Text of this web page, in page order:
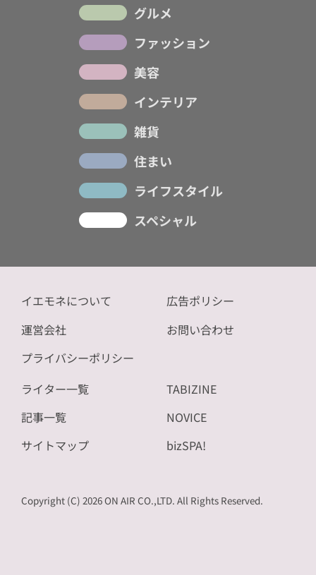
グルメ
ファッション
美容
インテリア
雑貨
住まい
ライフスタイル
スペシャル
イエモネについて
運営会社
プライバシーポリシー
広告ポリシー
お問い合わせ
ライター一覧
記事一覧
サイトマップ
TABIZINE
NOVICE
bizSPA!
Copyright (C) 2026 ON AIR CO.,LTD. All Rights Reserved.